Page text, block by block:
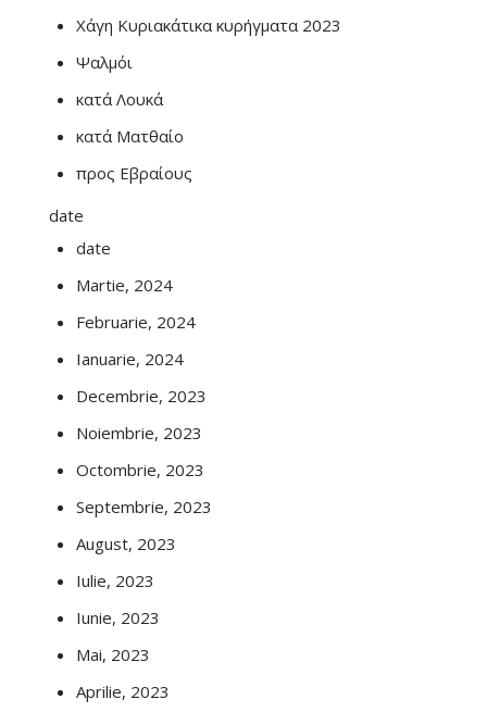
Χάγη Κυριακάτικα κυρήγματα 2023
Ψαλμόι
κατά Λουκά
κατά Ματθαίο
προς Εβραίους
date
date
Martie, 2024
Februarie, 2024
Ianuarie, 2024
Decembrie, 2023
Noiembrie, 2023
Octombrie, 2023
Septembrie, 2023
August, 2023
Iulie, 2023
Iunie, 2023
Mai, 2023
Aprilie, 2023